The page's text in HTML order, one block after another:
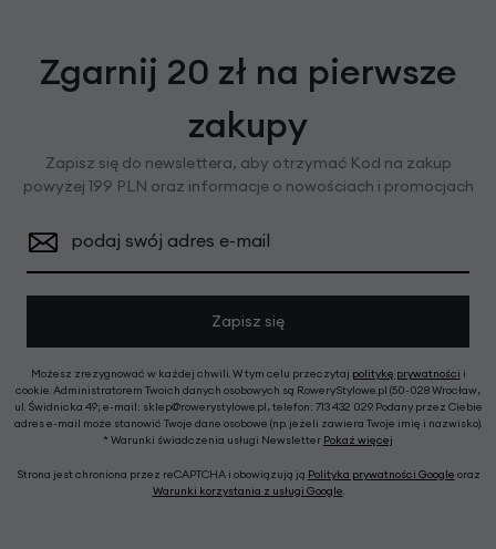
Zgarnij 20 zł na pierwsze
zakupy
Zapisz się do newslettera, aby otrzymać Kod na zakup
powyżej 199 PLN oraz informacje o nowościach i promocjach
podaj swój adres e-mail
Zapisz się
Możesz zrezygnować w każdej chwili. W tym celu przeczytaj politykę prywatności i
cookie. Administratorem Twoich danych osobowych są RoweryStylowe.pl (50-028 Wrocław,
ul. Świdnicka 49; e-mail: sklep@rowerystylowe.pl, telefon: 713 432 029. Podany przez Ciebie
adres e-mail może stanowić Twoje dane osobowe (np. jeżeli zawiera Twoje imię i nazwisko).
* Warunki świadczenia usługi Newsletter Pokaż więcej
Strona jest chroniona przez reCAPTCHA i obowiązują ją Polityka prywatności Google oraz
Warunki korzystania z usługi Google.